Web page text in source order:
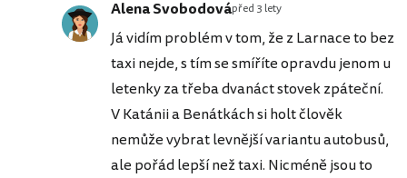
Alena Svobodovápřed 3 lety
Já vidím problém v tom, že z Larnace to bez
taxi nejde, s tím se smíříte opravdu jenom u
letenky za třeba dvanáct stovek zpáteční.
V Katánii a Benátkách si holt člověk
nemůže vybrat levnější variantu autobusů,
ale pořád lepší než taxi. Nicméně jsou to